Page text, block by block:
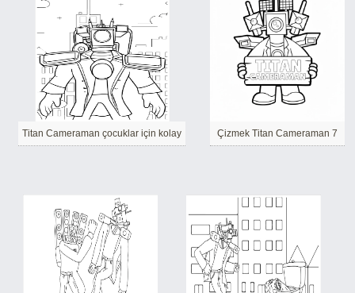
Titan Cameraman çocuklar için kolay Çizmek Titan Cameraman 7